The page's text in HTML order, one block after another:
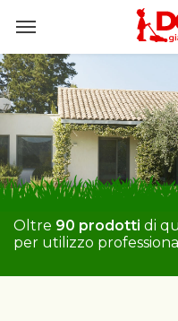
Oltre 90 prodotti di
per utilizzo